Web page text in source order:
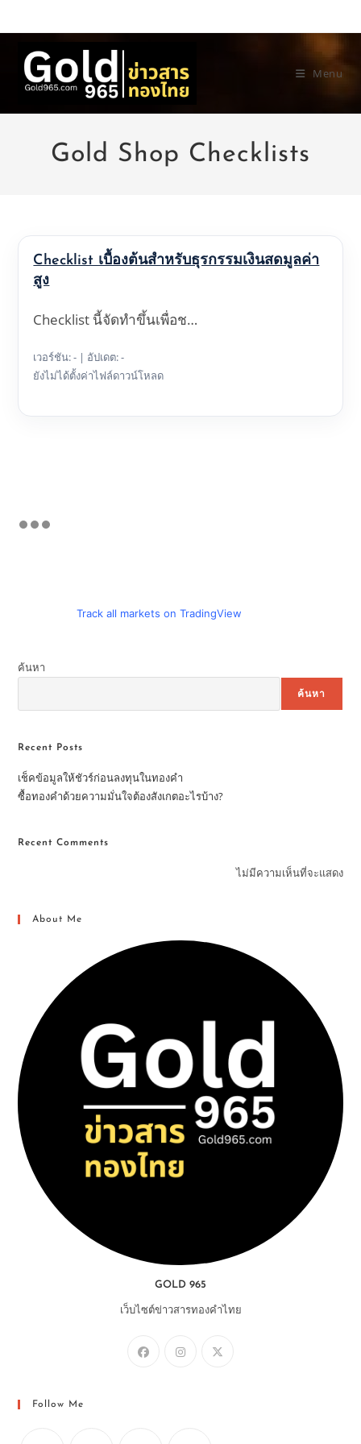
to
content
Menu
Gold Shop Checklists
Checklist เบื้องต้นสำหรับธุรกรรมเงินสดมูลค่า
สูง
Checklist นี้จัดทำขึ้นเพื่อช…
เวอร์ชัน: - | อัปเดต: -
ยังไม่ได้ตั้งค่าไฟล์ดาวน์โหลด
Track all markets on TradingView
ค้นหา
ค้นหา
Recent Posts
เช็คข้อมูลให้ชัวร์ก่อนลงทุนในทองคำ
ซื้อทองคำด้วยความมั่นใจต้องสังเกตอะไรบ้าง?
Recent Comments
ไม่มีความเห็นที่จะแสดง
About Me
GOLD 965
เว็บไซต์ข่าวสารทองคำไทย
Follow Me